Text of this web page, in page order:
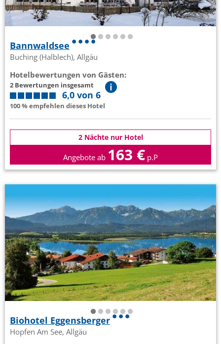
Bannwaldsee
Buching (Halblech), Allgäu
Hotelbewertungen von Gästen:
2 Bewertungen insgesamt
6,0 von 6
100 % empfehlen dieses Hotel
2 Nächte nur Hotel
Angebote ab 163 € p.P
Biohotel Eggensberger
Hopfen Am See, Allgäu